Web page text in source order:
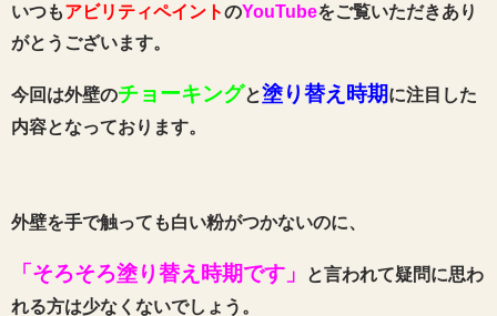
いつもアビリティペイントのYouTubeをご覧いただきあり
がとうございます。
今回は外壁のチョーキングと塗り替え時期に注目した
内容となっております。
外壁を手で触っても白い粉がつかないのに、
「そろそろ塗り替え時期です」
と言われて疑問に思わ
れる方は少なくないでしょう。